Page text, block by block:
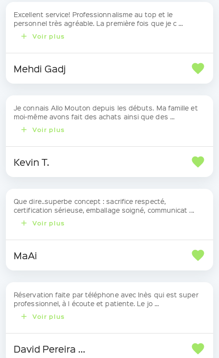
Excellent service! Professionnalisme au top et le
personnel très agréable. La première fois que je c ...
Voir plus
Mehdi Gadj
Je connais Allo Mouton depuis les débuts. Ma famille et
moi-même avons fait des achats ainsi que des ...
Voir plus
Kevin T.
Que dire..superbe concept : sacrifice respecté,
certification sérieuse, emballage soigné, communicat ...
Voir plus
MaAi
Réservation faite par téléphone avec Inès qui est super
professionnel, à l écoute et patiente. Le jo ...
Voir plus
David Pereira Da Silva